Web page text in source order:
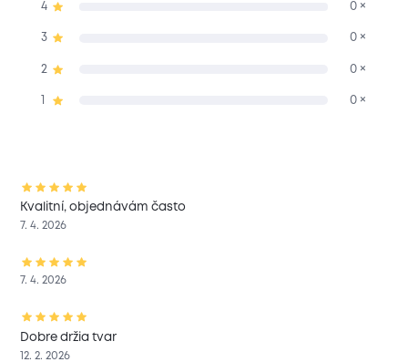
4 0 ×
3 0 ×
2 0 ×
0 ×
Kvalitní, objednávám často
7. 4. 2026
7. 4. 2026
Dobre držia tvar
12. 2. 2026